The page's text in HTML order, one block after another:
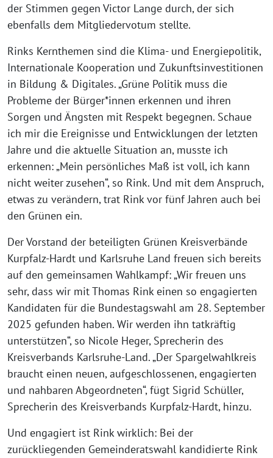
der Stimmen gegen Victor Lange durch, der sich
ebenfalls dem Mitgliedervotum stellte.
Rinks Kernthemen sind die Klima- und Energiepolitik,
Internationale Kooperation und Zukunftsinvestitionen
in Bildung & Digitales. „Grüne Politik muss die
Probleme der Bürger*innen erkennen und ihren
Sorgen und Ängsten mit Respekt begegnen. Schaue
ich mir die Ereignisse und Entwicklungen der letzten
Jahre und die aktuelle Situation an, musste ich
erkennen: „Mein persönliches Maß ist voll, ich kann
nicht weiter zusehen“, so Rink. Und mit dem Anspruch,
etwas zu verändern, trat Rink vor fünf Jahren auch bei
den Grünen ein.
Der Vorstand der beteiligten Grünen Kreisverbände
Kurpfalz-Hardt und Karlsruhe Land freuen sich bereits
auf den gemeinsamen Wahlkampf: „Wir freuen uns
sehr, dass wir mit Thomas Rink einen so engagierten
Kandidaten für die Bundestagswahl am 28. September
2025 gefunden haben. Wir werden ihn tatkräftig
unterstützen“, so Nicole Heger, Sprecherin des
Kreisverbands Karlsruhe-Land. „Der Spargelwahlkreis
braucht einen neuen, aufgeschlossenen, engagierten
und nahbaren Abgeordneten“, fügt Sigrid Schüller,
Sprecherin des Kreisverbands Kurpfalz-Hardt, hinzu.
Und engagiert ist Rink wirklich: Bei der
zurückliegenden Gemeinderatswahl kandidierte Rink